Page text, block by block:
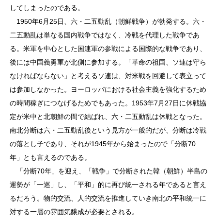
してしまったのである。
1950年6月25日、六・二五動乱（朝鮮戦争）が勃発する。六・
二五動乱は単なる国内戦争ではなく、冷戦を代理した戦争であ
る。米軍を中心とした国連軍の参戦による国際的な戦争であり、
後には中国義勇軍が北側に参加する。「革命の祖国、ソ連は守ら
なければならない」と考えるソ連は、対米戦を回避して表立って
は参加しなかった。ヨーロッパにおける社会主義を強化するため
の時間稼ぎにつなげるためでもあった。1953年7月27日に休戦協
定が米中と北朝鮮の間で結ばれ、六・二五動乱は休戦となった。
南北分断は六・二五動乱後という見方が一般的だが、分断は冷戦
の落とし子であり、それが1945年から始まったので「分断70
年」とも言えるのである。
「分断70年」を迎え、「戦争」で分断された韓（朝鮮）半島の
運勢が「一巡」し、「平和」的に再び統一される年であると言え
るだろう。物的交流、人的交流を推進していき南北の平和統一に
対する一層の雰囲気醸成が必要とされる。